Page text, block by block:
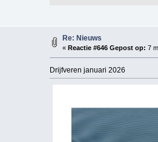
Re: Nieuws
« Reactie #646 Gepost op: 7
Drijfveren januari 2026